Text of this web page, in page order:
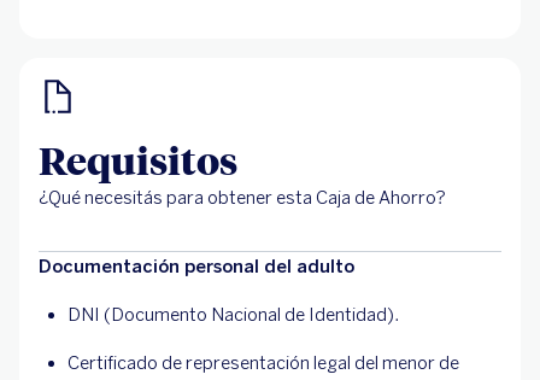
Requisitos
¿Qué necesitás para obtener esta Caja de Ahorro?
Documentación personal del adulto
DNI (Documento Nacional de Identidad).
Certificado de representación legal del menor de